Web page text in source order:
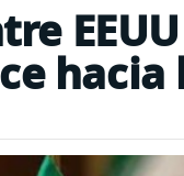
hacia